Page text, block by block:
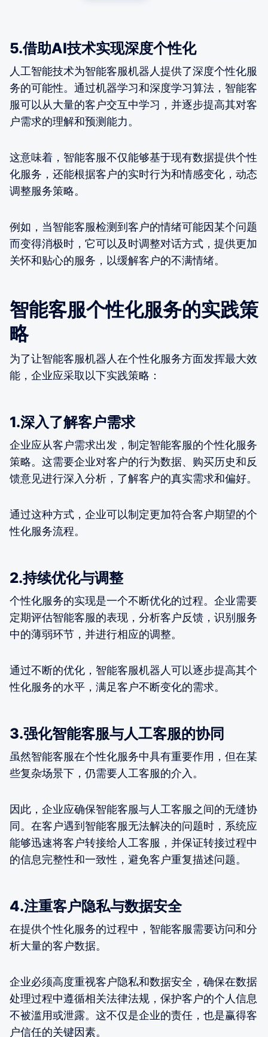
5.借助AI技术实现深度个性化
人工智能技术为智能客服机器人提供了深度个性化服
务的可能性。通过机器学习和深度学习算法，智能客
服可以从大量的客户交互中学习，并逐步提高其对客
户需求的理解和预测能力。
这意味着，智能客服不仅能够基于现有数据提供个性
化服务，还能根据客户的实时行为和情感变化，动态
调整服务策略。
例如，当智能客服检测到客户的情绪可能因某个问题
而变得消极时，它可以及时调整对话方式，提供更加
关怀和贴心的服务，以缓解客户的不满情绪。
智能客服个性化服务的实践策
略
为了让智能客服机器人在个性化服务方面发挥最大效
能，企业应采取以下实践策略：
1.深入了解客户需求
企业应从客户需求出发，制定智能客服的个性化服务
策略。这需要企业对客户的行为数据、购买历史和反
馈意见进行深入分析，了解客户的真实需求和偏好。
通过这种方式，企业可以制定更加符合客户期望的个
性化服务流程。
2.持续优化与调整
个性化服务的实现是一个不断优化的过程。企业需要
定期评估智能客服的表现，分析客户反馈，识别服务
中的薄弱环节，并进行相应的调整。
通过不断的优化，智能客服机器人可以逐步提高其个
性化服务的水平，满足客户不断变化的需求。
3.强化智能客服与人工客服的协同
虽然智能客服在个性化服务中具有重要作用，但在某
些复杂场景下，仍需要人工客服的介入。
因此，企业应确保智能客服与人工客服之间的无缝协
同。在客户遇到智能客服无法解决的问题时，系统应
能够迅速将客户转接给人工客服，并保证转接过程中
的信息完整性和一致性，避免客户重复描述问题。
4.注重客户隐私与数据安全
在提供个性化服务的过程中，智能客服需要访问和分
析大量的客户数据。
企业必须高度重视客户隐私和数据安全，确保在数据
处理过程中遵循相关法律法规，保护客户的个人信息
不被滥用或泄露。这不仅是企业的责任，也是赢得客
户信任的关键因素。